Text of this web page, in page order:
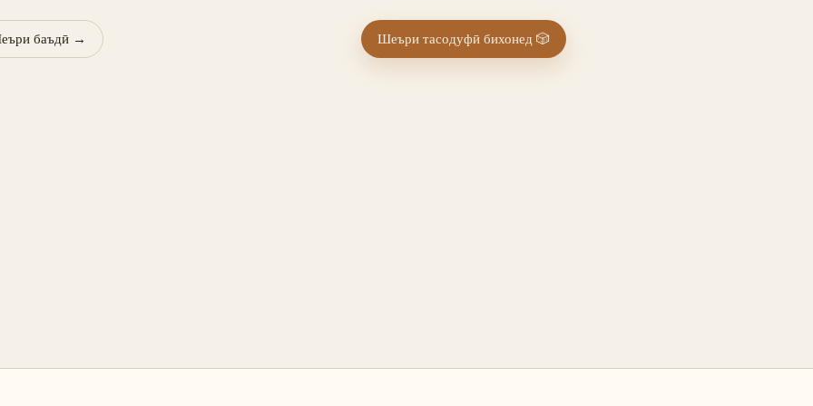
баъдӣ → Шеъри тасодуфӣ бихонед 🎲